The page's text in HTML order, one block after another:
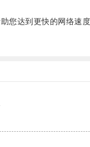
达到更快的网络速度